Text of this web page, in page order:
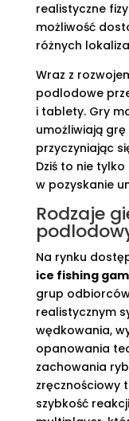
realistyczne
możliwość
różnych
Wraz z
podlodowe
i tablety. Gry
umożliwiają
przyczyniając
Dziś to nie
w pozyskanie
Rodzaje
Na rynku
ice fishing
grup
realistycznym
wędkowania,
opanowania
zachowania
zręcznościowy
szybkość